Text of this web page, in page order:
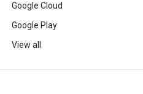
Google Cloud
Google Play
View all